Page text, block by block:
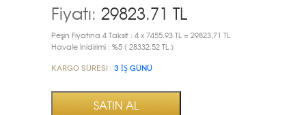
Fiyatı: 29823.71 TL
Peşin Fiyatına 4 Taksit : 4 x 7455.93 TL = 29823,71 TL
Havale İnidirimi : %5 ( 28332.52 TL )
Kargo Süresi : 3 İŞ GÜNÜ